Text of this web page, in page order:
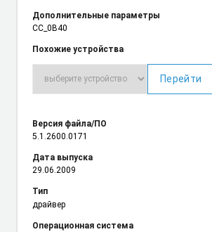
Дополнительные параметры
CC_0B40
Похожие устройства
Перейти
Версия файла/ПО
5.1.2600.0171
Дата выпуска
29.06.2009
Тип
драйвер
Операционная система